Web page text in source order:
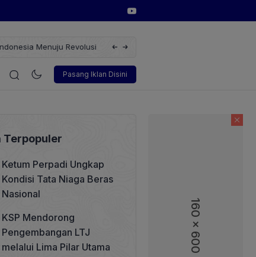
160 x 600
dengan Solusi
Wakil Direktur Utama PT Pelindo,
Pasang Iklan Disini
Korporasi Teknologi Otomotif
Terpopuler
Ketum Perpadi Ungkap
Kondisi Tata Niaga Beras
Nasional
KSP Mendorong
Pengembangan LTJ
melalui Lima Pilar Utama